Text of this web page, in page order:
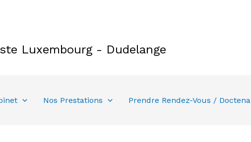
Luxembourg - Dudelange
Nos Prestations Prendre Rendez-Vous / Doctena